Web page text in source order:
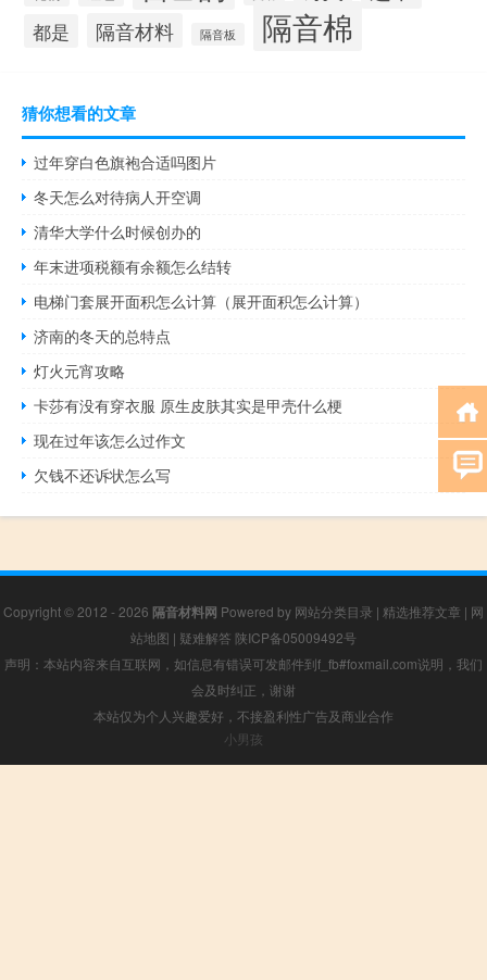
都是 隔音材料 隔音板 隔音棉
猜你想看的文章
过年穿白色旗袍合适吗图片
冬天怎么对待病人开空调
清华大学什么时候创办的
年末进项税额有余额怎么结转
电梯门套展开面积怎么计算（展开面积怎么计算）
济南的冬天的总特点
灯火元宵攻略
卡莎有没有穿衣服 原生皮肤其实是甲壳什么梗
现在过年该怎么过作文
欠钱不还诉状怎么写
Copyright © 2012 - 2026 隔音材料网 Powered by 网站分类目录 | 精选推荐文章 | 网
站地图 | 疑难解答 陕ICP备05009492号
声明：本站内容来自互联网，如信息有错误可发邮件到f_fb#foxmail.com说明，我们
会及时纠正，谢谢
本站仅为个人兴趣爱好，不接盈利性广告及商业合作
小男孩